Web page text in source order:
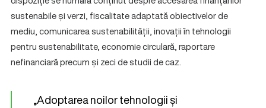
sustenabile și verzi, fiscalitate adaptată obiectivelor de
mediu, comunicarea sustenabilității, inovații în tehnologii
pentru sustenabilitate, economie circulară, raportare
nefinanciară precum și zeci de studii de caz.
„Adoptarea noilor tehnologii și